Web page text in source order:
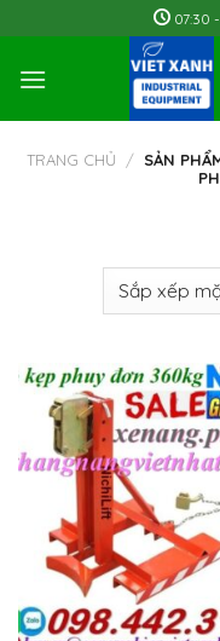
to
content
07:30 -
TRANG CHỦ / SẢN